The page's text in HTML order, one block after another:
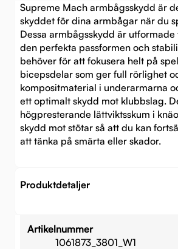
Supreme Mach armbågsskydd är
skyddet för dina armbågar när du
Dessa armbågsskydd är
den perfekta passformen och
behöver för att fokusera helt på
bicepsdelar som ger full rörlighet
kompositmaterial i underarmarna
ett optimalt skydd mot klubbslag.
högpresterande lättviktsskum i
skydd mot stötar så att du kan
att tänka på smärta eller skador.
Produktdetaljer
Artikelnummer
1061873_3801_W1